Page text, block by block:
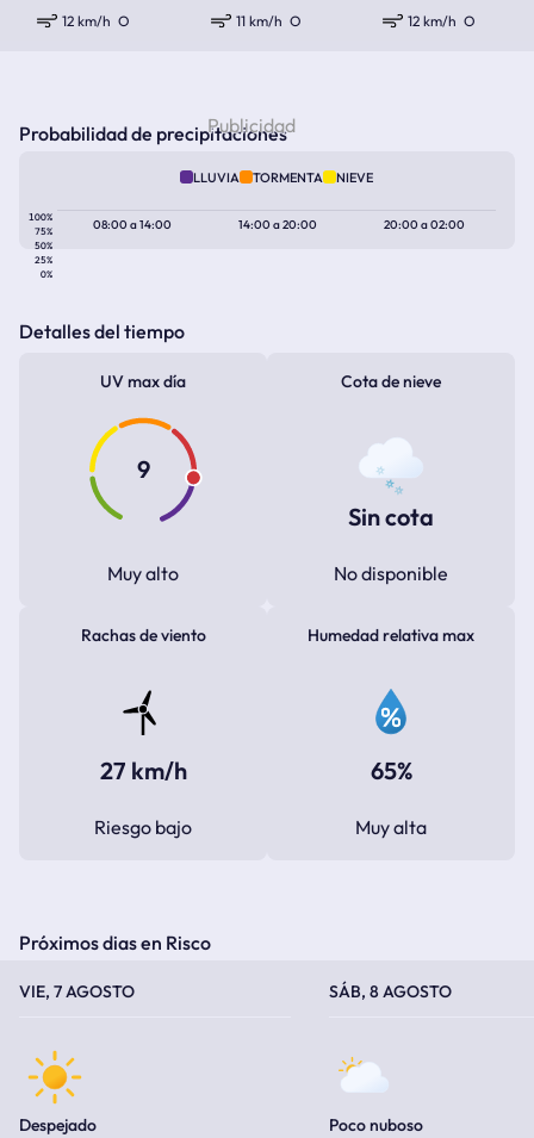
12 km/h O 11 km/h O 12 km/h O
Probabilidad de precipitaciones
LLUVIA TORMENTA NIEVE
100%
75%
50%
25%
0%
08:00a14:00 14:00a20:00 20:00a02:00
Detalles del tiempo
UV max día
9
Muy alto
Cota de nieve
Sin cota
No disponible
Rachas de viento
27 km/h
Riesgo bajo
Humedad relativa max
65%
Muy alta
Próximos dias en Risco
VIE, 7 AGOSTO
Despejado
SÁB, 8 AGOSTO
Poco nuboso